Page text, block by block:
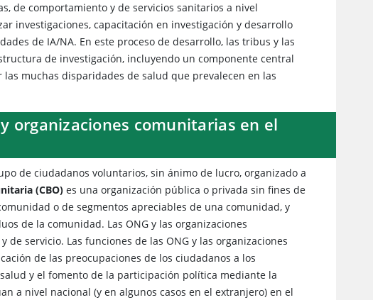
de comportamiento y de servicios sanitarios a nivel
investigaciones, capacitación en investigación y desarrollo
de IA/NA. En este proceso de desarrollo, las tribus y las
de investigación, incluyendo un componente central
muchas disparidades de salud que prevalecen en las
organizaciones comunitarias en el
de ciudadanos voluntarios, sin ánimo de lucro, organizado a
(CBO) es una organización pública o privada sin fines de
o de segmentos apreciables de una comunidad, y
de la comunidad. Las ONG y las organizaciones
servicio. Las funciones de las ONG y las organizaciones
de las preocupaciones de los ciudadanos a los
y el fomento de la participación política mediante la
a nivel nacional (y en algunos casos en el extranjero) en el